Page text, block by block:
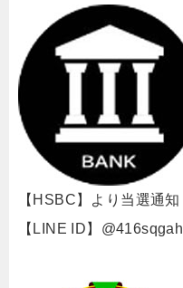
【HSBC】より当選通知
【LINE ID】@416sqgah